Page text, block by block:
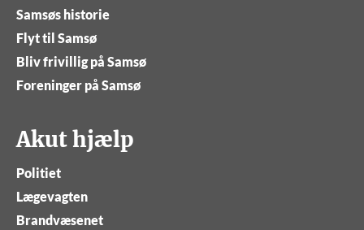
Samsøs historie
Flyt til Samsø
Bliv frivillig på Samsø
Foreninger på Samsø
Akut hjælp
Politiet
Lægevagten
Brandvæsenet